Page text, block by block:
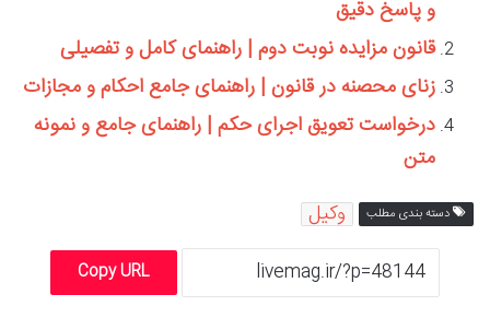
و پاسخ دقیق
قانون مزایده نوبت دوم | راهنمای کامل و تفصیلی
زنای محصنه در قانون | راهنمای جامع احکام و مجازات
درخواست تعویق اجرای حکم | راهنمای جامع و نمونه
متن
دسته بندی مطلب وکیل
Copy URL